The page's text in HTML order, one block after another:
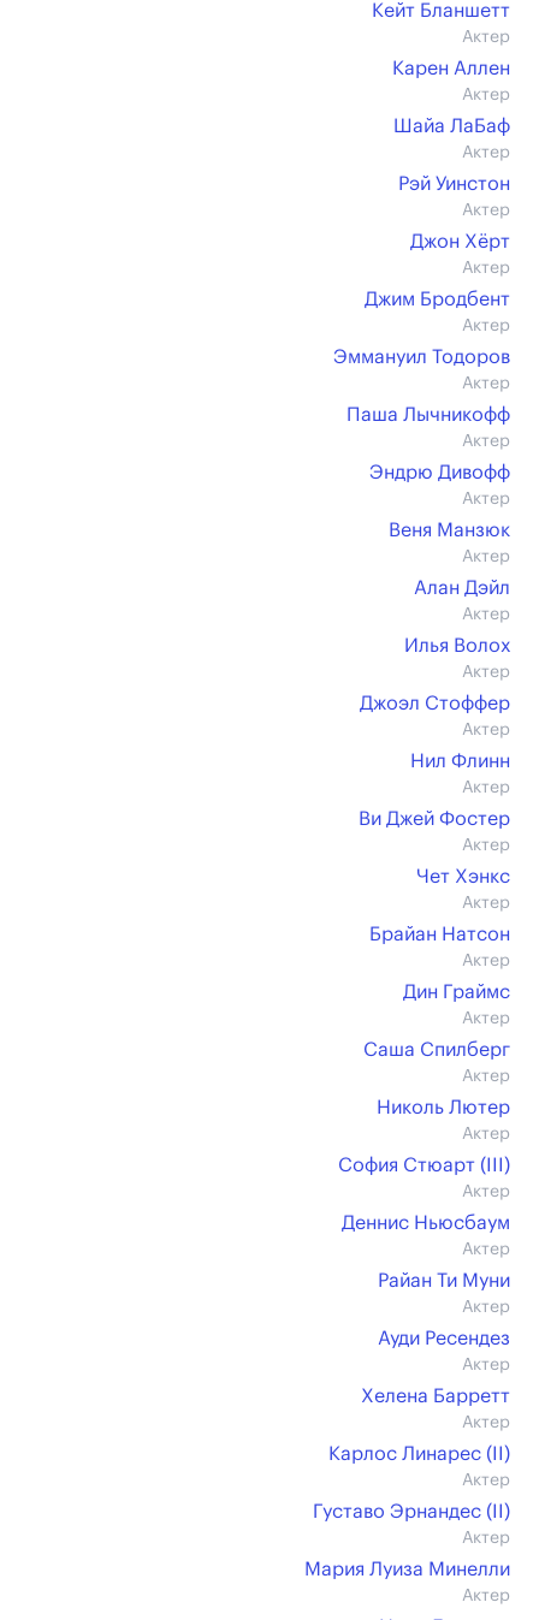
Кейт Бланшетт
Актер
Карен Аллен
Актер
Шайа ЛаБаф
Актер
Рэй Уинстон
Актер
Джон Хёрт
Актер
Джим Бродбент
Актер
Эммануил Тодоров
Актер
Паша Лычникофф
Актер
Эндрю Дивофф
Актер
Веня Манзюк
Актер
Алан Дэйл
Актер
Илья Волох
Актер
Джоэл Стоффер
Актер
Нил Флинн
Актер
Ви Джей Фостер
Актер
Чет Хэнкс
Актер
Брайан Натсон
Актер
Дин Граймс
Актер
Саша Спилберг
Актер
Николь Лютер
Актер
София Стюарт (III)
Актер
Деннис Ньюсбаум
Актер
Райан Ти Муни
Актер
Ауди Ресендез
Актер
Хелена Барретт
Актер
Карлос Линарес (II)
Актер
Густаво Эрнандес (II)
Актер
Мария Луиза Минелли
Актер